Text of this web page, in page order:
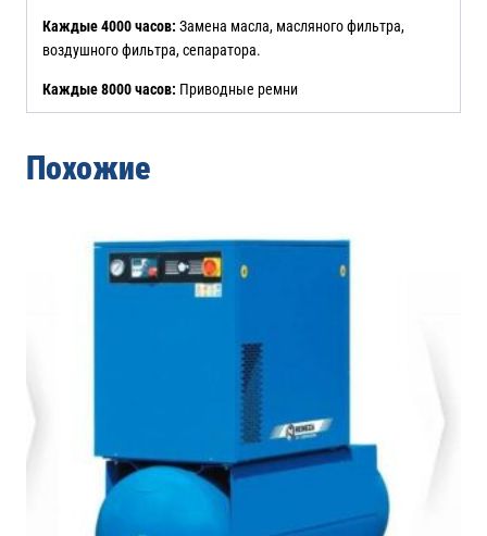
Каждые 4000 часов: Замена масла, масляного фильтра,
воздушного фильтра, сепаратора.
Каждые 8000 часов: Приводные ремни
Похожие